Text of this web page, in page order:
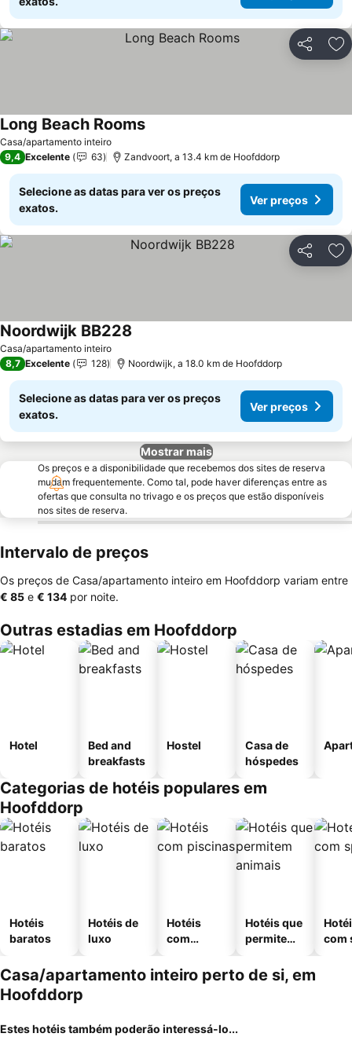
Partilhar
Casa/apartamento inteiro
Long Beach Rooms
9,4 Excelente 63 Zandvoort, a 13.4 km de Hoofddorp
Selecione as datas para ver os preços
exatos.
Ver preços
Partilhar
Casa/apartamento inteiro
Noordwijk BB228
8,7 Excelente 128 Noordwijk, a 18.0 km de Hoofddorp
Selecione as datas para ver os preços
exatos.
Ver preços
Mostrar mais
Os preços e a disponibilidade que recebemos dos sites de reserva
mudam frequentemente. Como tal, pode haver diferenças entre as
ofertas que consulta no trivago e os preços que estão disponíveis
nos sites de reserva.
Intervalo de preços
Os preços de Casa/apartamento inteiro em Hoofddorp variam entre
‎€ 85 e ‎€ 134 por noite.
Outras estadias em Hoofddorp
Hotel
Bed and
breakfasts
Hostel
Casa de
hóspedes
Categorias de hotéis populares em
Hoofddorp
Hotéis
baratos
Hotéis de
luxo
Hotéis
com
Hotéis que
permitem
com
Casa/apartamento inteiro perto de si, em
Hoofddorp
Estes hotéis também poderão interessá-lo...